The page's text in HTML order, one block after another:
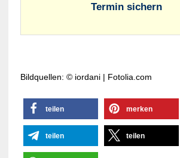
Termin sichern
Bildquellen: © iordani | Fotolia.com
teilen merken
teilen teilen